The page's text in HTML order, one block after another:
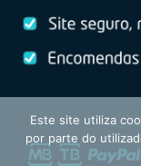
Este site utiliza
por parte do